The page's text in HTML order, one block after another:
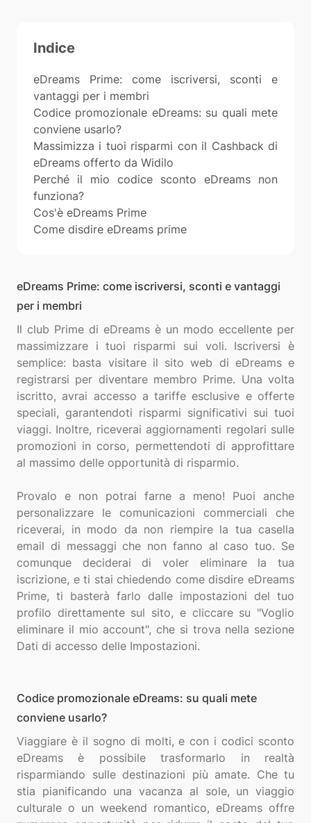
Indice
eDreams Prime: come iscriversi, sconti e
vantaggi per i membri
Codice promozionale eDreams: su quali mete
conviene usarlo?
Massimizza i tuoi risparmi con il Cashback di
eDreams offerto da Widilo
Perché il mio codice sconto eDreams non
funziona?
Cos'è eDreams Prime
Come disdire eDreams prime
eDreams Prime: come iscriversi, sconti e vantaggi
per i membri
Il club Prime di eDreams è un modo eccellente per
massimizzare i tuoi risparmi sui voli. Iscriversi è
semplice: basta visitare il sito web di eDreams e
registrarsi per diventare membro Prime. Una volta
iscritto, avrai accesso a tariffe esclusive e offerte
speciali, garantendoti risparmi significativi sui tuoi
viaggi. Inoltre, riceverai aggiornamenti regolari sulle
promozioni in corso, permettendoti di approfittare
al massimo delle opportunità di risparmio.
Provalo e non potrai farne a meno! Puoi anche
personalizzare le comunicazioni commerciali che
riceverai, in modo da non riempire la tua casella
email di messaggi che non fanno al caso tuo. Se
comunque deciderai di voler eliminare la tua
iscrizione, e ti stai chiedendo come disdire eDreams
Prime, ti basterà farlo dalle impostazioni del tuo
profilo direttamente sul sito, e cliccare su "Voglio
eliminare il mio account", che si trova nella sezione
Codice promozionale eDreams: su quali mete
conviene usarlo?
Viaggiare è il sogno di molti, e con i codici sconto
eDreams è possibile trasformarlo in realtà
risparmiando sulle destinazioni più amate. Che tu
stia pianificando una vacanza al sole, un viaggio
culturale o un weekend romantico, eDreams offre